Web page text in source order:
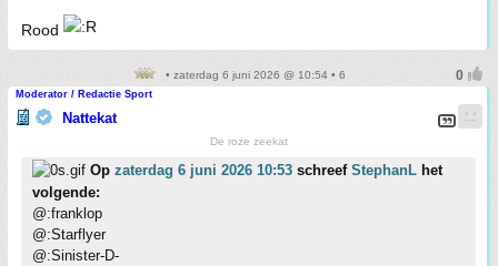
Rood
• zaterdag 6 juni 2026 @ 10:54 • 6
Moderator / Redactie Sport
Nattekat
De roze zeekat
Op zaterdag 6 juni 2026 10:53 schreef StephanL het
volgende:
@:franklop
@:Starflyer
@:Sinister-D-